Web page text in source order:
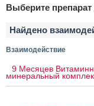
Выберите
Найдено
Взаимодействие
9 Месяцев
минеральный